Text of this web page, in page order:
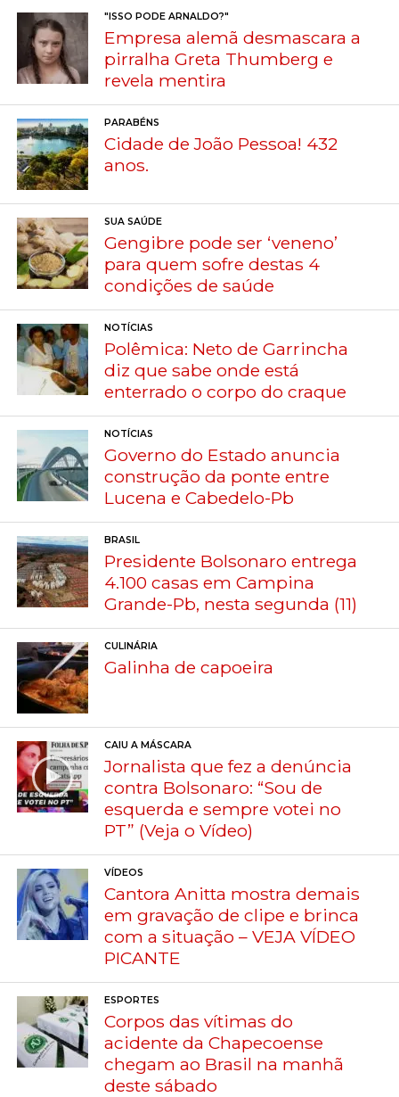
"ISSO PODE ARNALDO?"
Empresa alemã desmascara a
pirralha Greta Thumberg e
revela mentira
PARABÉNS
Cidade de João Pessoa! 432
anos.
SUA SAÚDE
Gengibre pode ser ‘veneno’
para quem sofre destas 4
condições de saúde
NOTÍCIAS
Polêmica: Neto de Garrincha
diz que sabe onde está
enterrado o corpo do craque
NOTÍCIAS
Governo do Estado anuncia
construção da ponte entre
Lucena e Cabedelo-Pb
BRASIL
Presidente Bolsonaro entrega
4.100 casas em Campina
Grande-Pb, nesta segunda (11)
CULINÁRIA
Galinha de capoeira
CAIU A MÁSCARA
Jornalista que fez a denúncia
contra Bolsonaro: “Sou de
esquerda e sempre votei no
PT” (Veja o Vídeo)
VÍDEOS
Cantora Anitta mostra demais
em gravação de clipe e brinca
com a situação – VEJA VÍDEO
PICANTE
ESPORTES
Corpos das vítimas do
acidente da Chapecoense
chegam ao Brasil na manhã
deste sábado